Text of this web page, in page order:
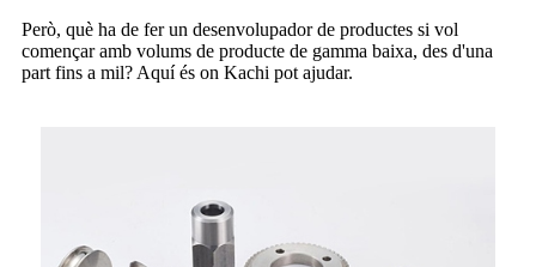
Però, què ha de fer un desenvolupador de productes si vol
començar amb volums de producte de gamma baixa, des d'una
part fins a mil? Aquí és on Kachi pot ajudar.